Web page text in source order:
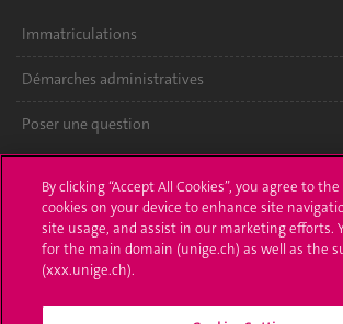
Immatriculations
Démarches administratives
Poser une question
UNIGE Mobile
Médias
Offres d'emploi
By clicking “Accept All Cookies”, you agree to
cookies on your device to enhance site
site usage, and assist in our marketing efforts.
for the main domain (unige.ch) as well as the
(xxx.unige.ch).